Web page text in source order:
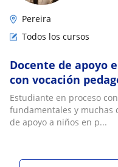
Pereira
Todos los cursos
Docente de apoyo
con vocación
disposición para
académico
Estudiante en proceso
fundamentales y muchas
de apoyo a niños en p...